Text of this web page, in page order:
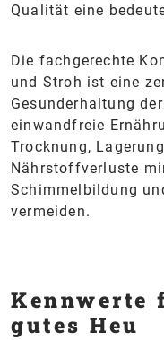
Qualität eine
Die fachgerechte
und Stroh ist eine
Gesunderhaltung
einwandfreie
Trocknung,
Nährstoffverluste
Schimmelbildung
vermeiden.
Kennwerte
gutes Heu